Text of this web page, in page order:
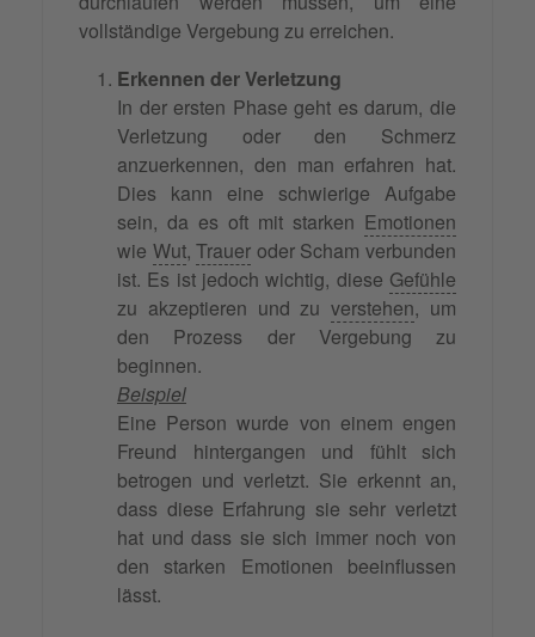
vollständige Vergebung zu erreichen.
Erkennen der Verletzung
In der ersten Phase geht es darum, die
Verletzung oder den Schmerz
anzuerkennen, den man erfahren hat.
Dies kann eine schwierige Aufgabe
sein, da es oft mit starken Emotionen
wie Wut,Trauer oder Scham verbunden
ist. Es ist jedoch wichtig, diese Gefühle
zu akzeptieren und zuverstehen, um
den Prozess der Vergebung zu
beginnen.
Beispiel
Eine Person wurde von einem engen
Freund hintergangen und fühlt sich
betrogen und verletzt. Sie erkennt an,
dass diese Erfahrung sie sehr verletzt
hat und dass sie sich immer noch von
den starken Emotionen beeinflussen
lässt.